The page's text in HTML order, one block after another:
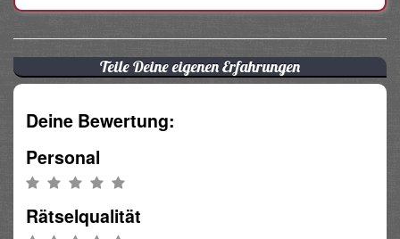
Teile Deine eigenen Erfahrungen
Deine Bewertung:
Personal
Rätselqualität